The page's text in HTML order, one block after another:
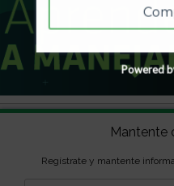
propiedad de la
Mantente
Regístrate y mantente
Powered